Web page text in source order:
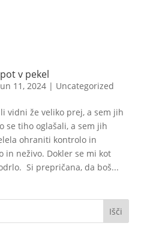
pot v pekel
11, 2024| Uncategorized
vidni že veliko prej, a sem jih
se tiho oglašali, a sem jih
ohraniti kontrolo in
in neživo. Dokler se mi kot
Si prepričana, da boš...
Išči